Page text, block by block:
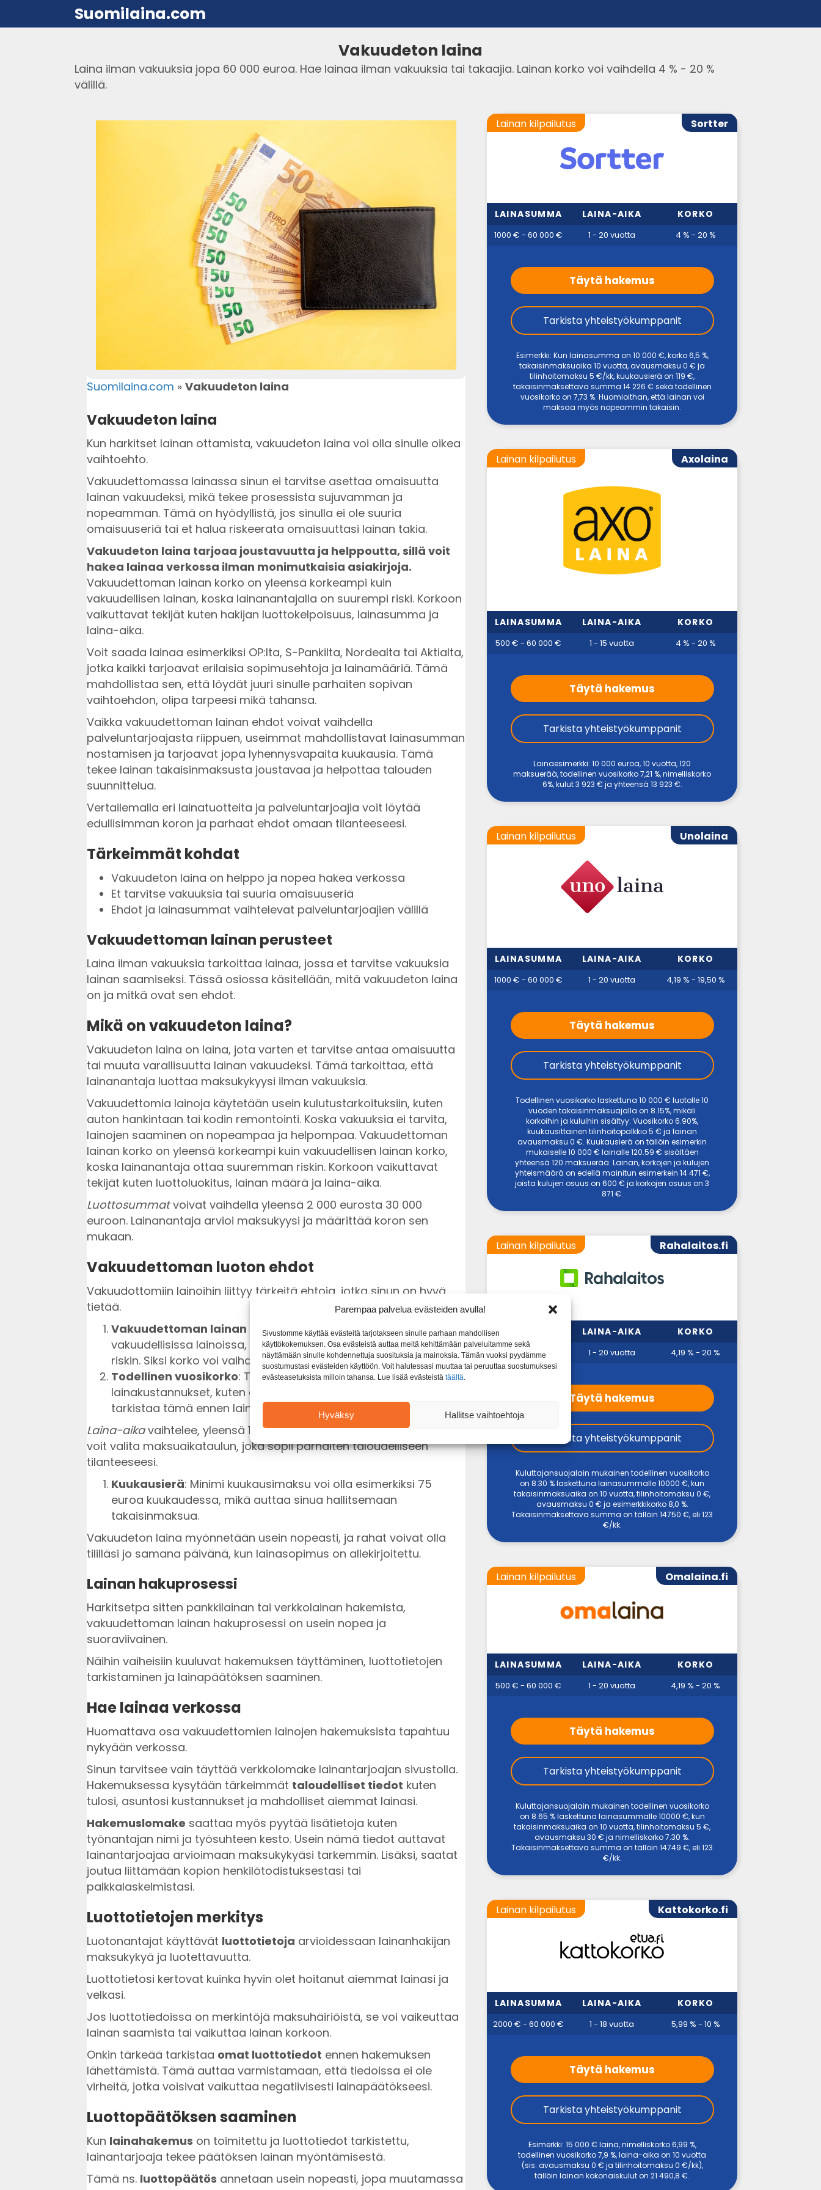
Parempaa palvelua evästeiden avulla!
Sivustomme käyttää evästeitä tarjotakseen sinulle parhaan mahdollisen
käyttökokemuksen. Osa evästeistä auttaa meitä kehittämään palveluitamme sekä
näyttämään sinulle kohdennettuja suosituksia ja mainoksia. Tämän vuoksi pyydämme
suostumustasi evästeiden käyttöön. Voit halutessasi muuttaa tai peruuttaa suostumuksesi
evästeasetuksista milloin tahansa. Lue lisää evästeistä täältä.
Hyväksy Hallitse vaihtoehtoja
Suomilaina.com
Vakuudeton laina
Laina ilman vakuuksia jopa 60 000 euroa. Hae lainaa ilman vakuuksia tai takaajia. Lainan korko voi vaihdella 4 % - 20 %
välillä.
Suomilaina.com » Vakuudeton laina
Vakuudeton laina
Kun harkitset lainan ottamista, vakuudeton laina voi olla sinulle oikea
vaihtoehto.
Vakuudettomassa lainassa sinun ei tarvitse asettaa omaisuutta
lainan vakuudeksi, mikä tekee prosessista sujuvamman ja
nopeamman. Tämä on hyödyllistä, jos sinulla ei ole suuria
omaisuuseriä tai et halua riskeerata omaisuuttasi lainan takia.
Vakuudeton laina tarjoaa joustavuutta ja helppoutta, sillä voit
hakea lainaa verkossa ilman monimutkaisia asiakirjoja.
Vakuudettoman lainan korko on yleensä korkeampi kuin
vakuudellisen lainan, koska lainanantajalla on suurempi riski. Korkoon
vaikuttavat tekijät kuten hakijan luottokelpoisuus, lainasumma ja
laina-aika.
Voit saada lainaa esimerkiksi OP:lta, S-Pankilta, Nordealta tai Aktialta,
jotka kaikki tarjoavat erilaisia sopimusehtoja ja lainamääriä. Tämä
mahdollistaa sen, että löydät juuri sinulle parhaiten sopivan
vaihtoehdon, olipa tarpeesi mikä tahansa.
Vaikka vakuudettoman lainan ehdot voivat vaihdella
palveluntarjoajasta riippuen, useimmat mahdollistavat lainasumman
nostamisen ja tarjoavat jopa lyhennysvapaita kuukausia. Tämä
tekee lainan takaisinmaksusta joustavaa ja helpottaa talouden
suunnittelua.
Vertailemalla eri lainatuotteita ja palveluntarjoajia voit löytää
edullisimman koron ja parhaat ehdot omaan tilanteeseesi.
Tärkeimmät kohdat
Vakuudeton laina on helppo ja nopea hakea verkossa
Et tarvitse vakuuksia tai suuria omaisuuseriä
Ehdot ja lainasummat vaihtelevat palveluntarjoajien välillä
Vakuudettoman lainan perusteet
Laina ilman vakuuksia tarkoittaa lainaa, jossa et tarvitse vakuuksia
lainan saamiseksi. Tässä osiossa käsitellään, mitä vakuudeton laina
on ja mitkä ovat sen ehdot.
Mikä on vakuudeton laina?
Vakuudeton laina on laina, jota varten et tarvitse antaa omaisuutta
tai muuta varallisuutta lainan vakuudeksi. Tämä tarkoittaa, että
lainanantaja luottaa maksukykyysi ilman vakuuksia.
Vakuudettomia lainoja käytetään usein kulutustarkoituksiin, kuten
auton hankintaan tai kodin remontointi. Koska vakuuksia ei tarvita,
lainojen saaminen on nopeampaa ja helpompaa. Vakuudettoman
lainan korko on yleensä korkeampi kuin vakuudellisen lainan korko,
koska lainanantaja ottaa suuremman riskin. Korkoon vaikuttavat
tekijät kuten luottoluokitus, lainan määrä ja laina-aika.
Luottosummatvoivat vaihdella yleensä 2 000 eurosta 30 000
euroon. Lainanantaja arvioi maksukyysi ja määrittää koron sen
mukaan.
Vakuudettoman luoton ehdot
Vakuudottomiin lainoihin liittyy tärkeitä ehtoja, jotka sinun on hyvä
tietää.
Vakuudettoman lainan korko: Korko on yleensä korkeampi kuin
vakuudellisissa lainoissa, koska luotonantaja ottaa suuremman
riskin. Siksi korko voi vaihdella 4 % ja 20 % välillä.
Todellinen vuosikorko: Tämä luku sisältää kaikki
lainakustannukset, kuten avaus- ja tilinhoitomaksut. On tärkeää
tarkistaa tämä ennen lainan ottamista.
Laina-aikavaihtelee, yleensä 12-96 kuukautta. Tämä tarkoittaa, että
voit valita maksuaikataulun, joka sopii parhaiten taloudelliseen
tilanteeseesi.
Kuukausierä: Minimi kuukausimaksu voi olla esimerkiksi 75
euroa kuukaudessa, mikä auttaa sinua hallitsemaan
takaisinmaksua.
Vakuudeton laina myönnetään usein nopeasti, ja rahat voivat olla
tililläsi jo samana päivänä, kun lainasopimus on allekirjoitettu.
Lainan hakuprosessi
Harkitsetpa sitten pankkilainan tai verkkolainan hakemista,
vakuudettoman lainan hakuprosessi on usein nopea ja
suoraviivainen.
Näihin vaiheisiin kuuluvat hakemuksen täyttäminen, luottotietojen
tarkistaminen ja lainapäätöksen saaminen.
Hae lainaa verkossa
Huomattava osa vakuudettomien lainojen hakemuksista tapahtuu
nykyään verkossa.
Sinun tarvitsee vain täyttää verkkolomake lainantarjoajan sivustolla.
Hakemuksessa kysytään tärkeimmät taloudelliset tiedot kuten
tulosi, asuntosi kustannukset ja mahdolliset aiemmat lainasi.
Hakemuslomake saattaa myös pyytää lisätietoja kuten
työnantajan nimi ja työsuhteen kesto. Usein nämä tiedot auttavat
lainantarjoajaa arvioimaan maksukykyäsi tarkemmin. Lisäksi, saatat
joutua liittämään kopion henkilötodistuksestasi tai
palkkalaskelmistasi.
Luottotietojen merkitys
Luotonantajat käyttävät luottotietoja arvioidessaan lainanhakijan
maksukykyä ja luotettavuutta.
Luottotietosi kertovat kuinka hyvin olet hoitanut aiemmat lainasi ja
velkasi.
Jos luottotiedoissa on merkintöjä maksuhäiriöistä, se voi vaikeuttaa
lainan saamista tai vaikuttaa lainan korkoon.
Onkin tärkeää tarkistaa omat luottotiedot ennen hakemuksen
lähettämistä. Tämä auttaa varmistamaan, että tiedoissa ei ole
virheitä, jotka voisivat vaikuttaa negatiivisesti lainapäätökseesi.
Luottopäätöksen saaminen
Kun lainahakemus on toimitettu ja luottotiedot tarkistettu,
lainantarjoaja tekee päätöksen lainan myöntämisestä.
Tämä ns. luottopäätös annetaan usein nopeasti, jopa muutamassa
Sortter
Lainan kilpailutus
LAINASUMMA LAINA-AIKA KORKO
1000 € - 60 000 € 1 - 20 vuotta 4 % - 20 %
Täytä hakemus
Tarkista yhteistyökumppanit
Esimerkki: Kun lainasumma on 10 000 €, korko 6,5 %,
takaisinmaksuaika 10 vuotta, avausmaksu 0 € ja
tilinhoitomaksu 5 €/kk, kuukausierä on 119 €,
takaisinmaksettava summa 14 226 € sekä todellinen
vuosikorko on 7,73 %. Huomioithan, että lainan voi
maksaa myös nopeammin takaisin.
Axolaina
Lainan kilpailutus
LAINASUMMA LAINA-AIKA KORKO
500 € - 60 000 € 1 - 15 vuotta 4 % - 20 %
Täytä hakemus
Tarkista yhteistyökumppanit
Lainaesimerkki: 10 000 euroa, 10 vuotta, 120
maksuerää, todellinen vuosikorko 7,21 %, nimelliskorko
6%, kulut 3 923 € ja yhteensä 13 923 €.
Unolaina
Lainan kilpailutus
LAINASUMMA LAINA-AIKA KORKO
1000 € - 60 000 € 1 - 20 vuotta 4,19 % - 19,50 %
Täytä hakemus
Tarkista yhteistyökumppanit
Todellinen vuosikorko laskettuna 10 000 € luotolle 10
vuoden takaisinmaksuajalla on 8.15%, mikäli
korkoihin ja kuluihin sisältyy: Vuosikorko 6.90%,
kuukausittainen tilinhoitopalkkio 5 € ja lainan
avausmaksu 0 €. Kuukausierä on tällöin esimerkin
mukaiselle 10 000 € lainalle 120.59 € sisältäen
yhteensä 120 maksuerää. Lainan, korkojen ja kulujen
yhteismäärä on edellä mainitun esimerkein 14 471 €,
joista kulujen osuus on 600 € ja korkojen osuus on 3
871 €.
Rahalaitos.fi
Lainan kilpailutus
LAINASUMMA LAINA-AIKA KORKO
500 € - 60 000 € 1 - 20 vuotta 4,19 % - 20 %
Täytä hakemus
Tarkista yhteistyökumppanit
Kuluttajansuojalain mukainen todellinen vuosikorko
on 8.30 % laskettuna lainasummalle 10000 €, kun
takaisinmaksuaika on 10 vuotta, tilinhoitomaksu 0 €,
avausmaksu 0 € ja esimerkkikorko 8,0 %.
Takaisinmaksettava summa on tällöin 14750 €, eli 123
€/kk.
Omalaina.fi
Lainan kilpailutus
LAINASUMMA LAINA-AIKA KORKO
500 € - 60 000 € 1 - 20 vuotta 4,19 % - 20 %
Täytä hakemus
Tarkista yhteistyökumppanit
Kuluttajansuojalain mukainen todellinen vuosikorko
on 8.65 % laskettuna lainasummalle 10000 €, kun
takaisinmaksuaika on 10 vuotta, tilinhoitomaksu 5 €,
avausmaksu 30 € ja nimelliskorko 7.30 %.
Takaisinmaksettava summa on tällöin 14749 €, eli 123
€/kk.
Kattokorko.fi
Lainan kilpailutus
LAINASUMMA LAINA-AIKA KORKO
2000 € - 60 000 € 1 - 18 vuotta 5,99 % - 10 %
Täytä hakemus
Tarkista yhteistyökumppanit
Esimerkki: 15 000 € laina, nimelliskorko 6,99 %,
todellinen vuosikorko 7,9 %, laina-aika on 10 vuotta
(sis. avausmaksu 0 € ja tilinhoitomaksu 0 €/kk),
tällöin lainan kokonaiskulut on 21 490,8 €.